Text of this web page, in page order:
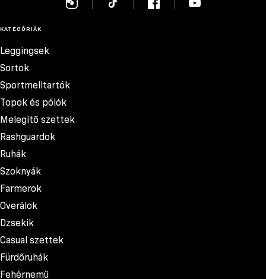
KATEGÓRIÁK
Leggingsek
Sortok
Sportmelltartók
Topok és pólók
Melegítő szettek
Rashguardok
Ruhák
Szoknyák
Farmerok
Overálok
Dzsekik
Casual szettek
Fürdőruhák
Fehérnemű